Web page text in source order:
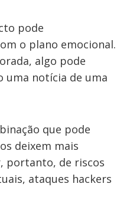
pode
o plano emocional.
algo pode
uma notícia de uma
que pode
deixem mais
portanto, de riscos
ataques hackers